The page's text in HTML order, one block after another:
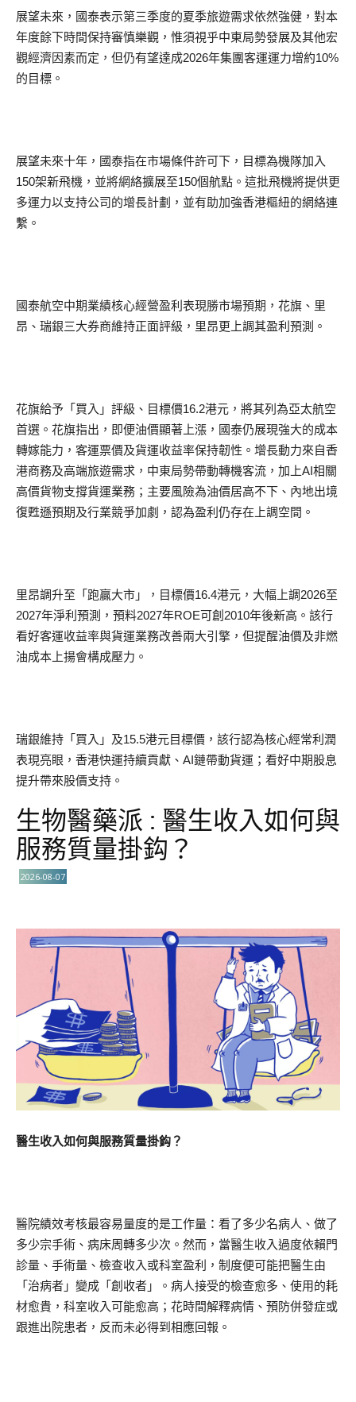
展望未來，國泰表示第三季度的夏季旅遊需求依然強健，對本
年度餘下時間保持審慎樂觀，惟須視乎中東局勢發展及其他宏
觀經濟因素而定，但仍有望達成2026年集團客運運力增約10%
的目標。
展望未來十年，國泰指在市場條件許可下，目標為機隊加入
150架新飛機，並將網絡擴展至150個航點。這批飛機將提供更
多運力以支持公司的增長計劃，並有助加強香港樞紐的網絡連
繫。
國泰航空中期業績核心經營盈利表現勝市場預期，花旗、里
昂、瑞銀三大券商維持正面評級，里昂更上調其盈利預測。
花旗給予「買入」評級、目標價16.2港元，將其列為亞太航空
首選。花旗指出，即便油價顯著上漲，國泰仍展現強大的成本
轉嫁能力，客運票價及貨運收益率保持韌性。增長動力來自香
港商務及高端旅遊需求，中東局勢帶動轉機客流，加上AI相關
高價貨物支撐貨運業務；主要風險為油價居高不下、內地出境
復甦遜預期及行業競爭加劇，認為盈利仍存在上調空間。
里昂調升至「跑贏大市」，目標價16.4港元，大幅上調2026至
2027年淨利預測，預料2027年ROE可創2010年後新高。該行
看好客運收益率與貨運業務改善兩大引擎，但提醒油價及非燃
油成本上揚會構成壓力。
瑞銀維持「買入」及15.5港元目標價，該行認為核心經常利潤
表現亮眼，香港快運持續貢獻、AI鏈帶動貨運；看好中期股息
提升帶來股價支持。
生物醫藥派 : 醫生收入如何與
服務質量掛鈎？
2026-08-07
醫生收入如何與服務質量掛鈎？
醫院績效考核最容易量度的是工作量：看了多少名病人、做了
多少宗手術、病床周轉多少次。然而，當醫生收入過度依賴門
診量、手術量、檢查收入或科室盈利，制度便可能把醫生由
「治病者」變成「創收者」。病人接受的檢查愈多、使用的耗
材愈貴，科室收入可能愈高；花時間解釋病情、預防併發症或
跟進出院患者，反而未必得到相應回報。